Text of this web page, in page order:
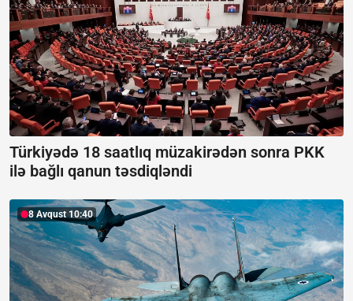
Türkiyədə 18 saatlıq müzakirədən sonra PKK
ilə bağlı qanun təsdiqləndi
8 Avqust 10:40